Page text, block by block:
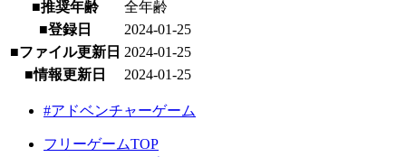
■推奨年齢
全年齢
■登録日
2024-01-25
■ファイル更新日 2024-01-25
■情報更新日
2024-01-25
#アドベンチャーゲーム
フリーゲームTOP